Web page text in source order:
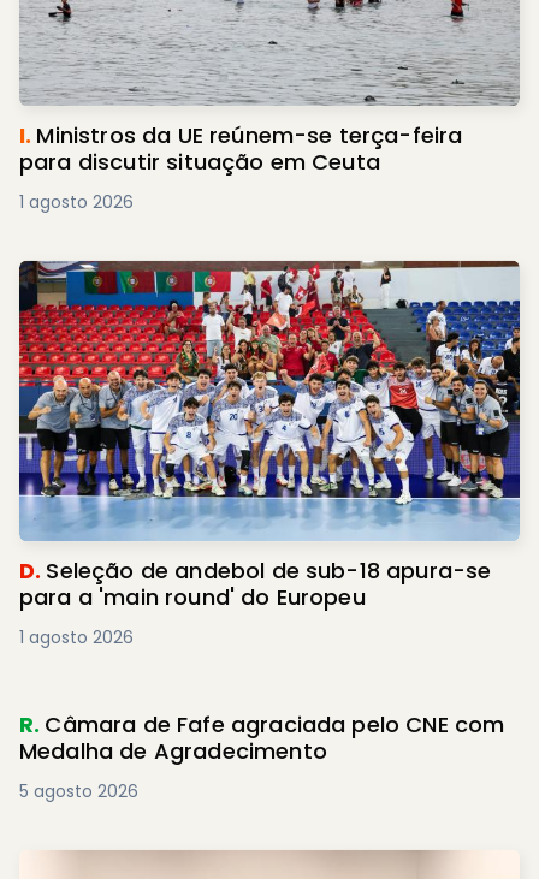
I. Ministros da UE reúnem-se terça-feira
para discutir situação em Ceuta
1 agosto 2026
D. Seleção de andebol de sub-18 apura-se
para a 'main round' do Europeu
1 agosto 2026
R. Câmara de Fafe agraciada pelo CNE com
Medalha de Agradecimento
5 agosto 2026